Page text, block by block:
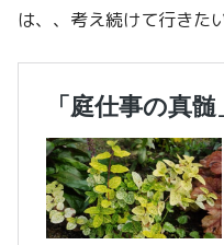
は、、考え続けて行きた